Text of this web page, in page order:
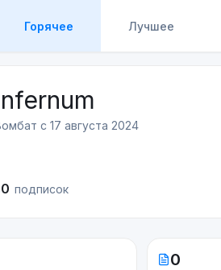
Горячее Лучшее
с 17 августа 2024
0 подписок
0